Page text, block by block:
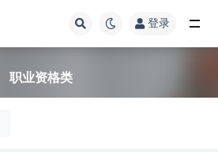
登录
职业资格类